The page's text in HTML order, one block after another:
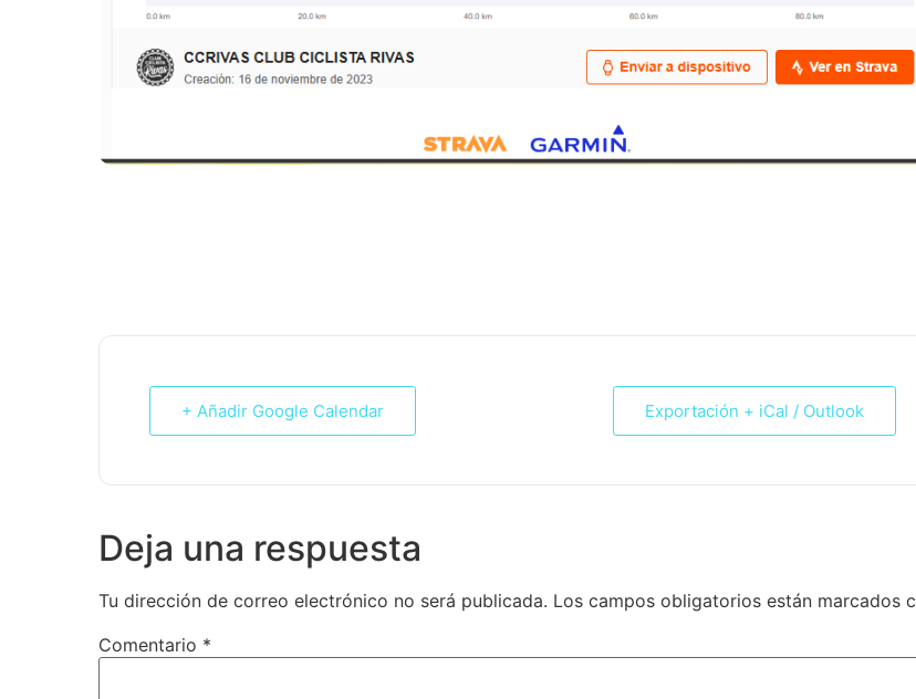
+ Añadir Google Calendar Exportación + iCal / Outlook
Deja una respuesta
Tu dirección de correo electrónico no será publicada. Los campos obligatorios están marcados
Comentario *